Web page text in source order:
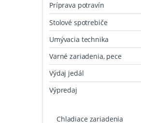
Príprava potravín
Stolové spotrebiče
Umývacia technika
Varné zariadenia, pece
Výdaj jedál
Výpredaj
Chladiace zariadenia